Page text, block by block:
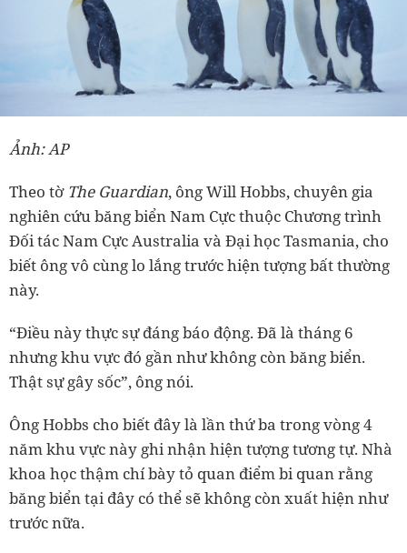
Ảnh: AP
Theo tờ The Guardian, ông Will Hobbs, chuyên gia
nghiên cứu băng biển Nam Cực thuộc Chương trình
Đối tác Nam Cực Australia và Đại học Tasmania, cho
biết ông vô cùng lo lắng trước hiện tượng bất thường
này.
“Điều này thực sự đáng báo động. Đã là tháng 6
nhưng khu vực đó gần như không còn băng biển.
Thật sự gây sốc”, ông nói.
Ông Hobbs cho biết đây là lần thứ ba trong vòng 4
năm khu vực này ghi nhận hiện tượng tương tự. Nhà
khoa học thậm chí bày tỏ quan điểm bi quan rằng
băng biển tại đây có thể sẽ không còn xuất hiện như
trước nữa.